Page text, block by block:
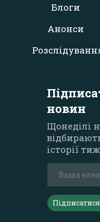
Блоги
Анонси
новин
Щонеділі
історії
Підписатися